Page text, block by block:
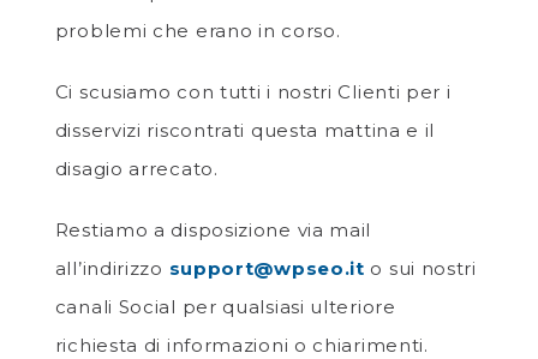
problemi che erano in corso.
Ci scusiamo con tutti i nostri Clienti per i
disservizi riscontrati questa mattina e il
disagio arrecato.
Restiamo a disposizione via mail
all’indirizzo support@wpseo.it o sui nostri
canali Social per qualsiasi ulteriore
richiesta di informazioni o chiarimenti.